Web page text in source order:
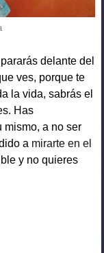
delante del
ves, porque te
la vida, sabrás el
Has
mismo, a no ser
a mirarte en el
y no quieres